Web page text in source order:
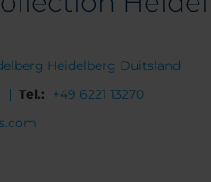
Heidelberg Duitsland
Tel.:
+49 6221 13270